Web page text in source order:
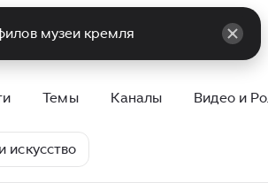
Темы Каналы Видео и
искусство